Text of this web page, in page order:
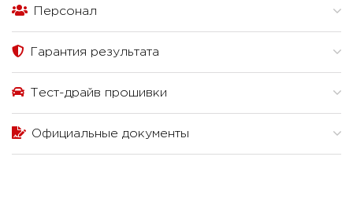
Персонал
Гарантия результата
Тест-драйв прошивки
Официальные документы